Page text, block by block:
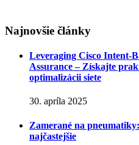
Najnovšie články
Leveraging Cisco Intent-
Assurance – Získajte
optimalizácii siete
30. apríla 2025
Zamerané na
najčastejšie